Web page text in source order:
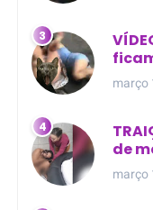
março
de
com
março